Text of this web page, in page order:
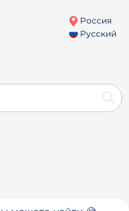
Россия
Русский